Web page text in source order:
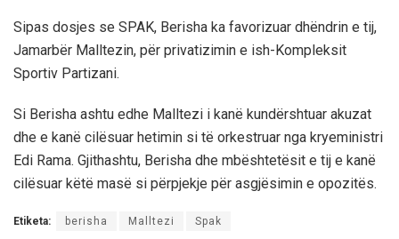
Sipas dosjes se SPAK, Berisha ka favorizuar dhëndrin e tij,
Jamarbër Malltezin, për privatizimin e ish-Kompleksit
Sportiv Partizani.
Si Berisha ashtu edhe Malltezi i kanë kundërshtuar akuzat
dhe e kanë cilësuar hetimin si të orkestruar nga kryeministri
Edi Rama. Gjithashtu, Berisha dhe mbështetësit e tij e kanë
cilësuar këtë masë si përpjekje për asgjësimin e opozitës.
Etiketa: berisha Malltezi Spak